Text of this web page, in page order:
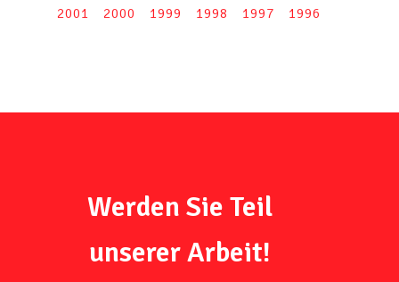
2001
2000 1999 1998 1997 1996
Werden Sie Teil
unserer Arbeit!